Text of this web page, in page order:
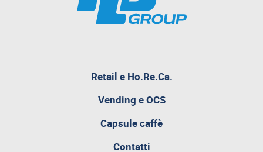
Retail e Ho.Re.Ca.pagina
Vending e OCS
Capsule caffè
Contatti